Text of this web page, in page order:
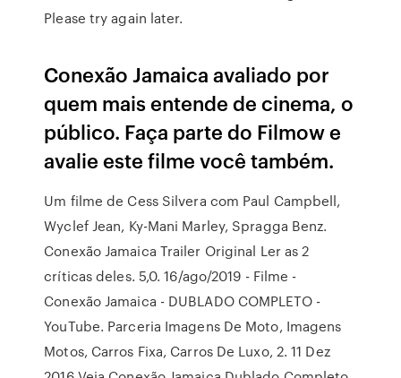
Please try again later.
Conexão Jamaica avaliado por
quem mais entende de cinema, o
público. Faça parte do Filmow e
avalie este filme você também.
Um filme de Cess Silvera com Paul Campbell,
Wyclef Jean, Ky-Mani Marley, Spragga Benz.
Conexão Jamaica Trailer Original Ler as 2
críticas deles. 5,0. 16/ago/2019 - Filme -
Conexão Jamaica - DUBLADO COMPLETO -
YouTube. Parceria Imagens De Moto, Imagens
Motos, Carros Fixa, Carros De Luxo, 2. 11 Dez